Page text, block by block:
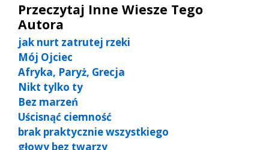
Przeczytaj Inne Wiesze Tego
Autora
jak nurt zatrutej rzeki
Mój Ojciec
Afryka, Paryż, Grecja
Nikt tylko ty
Bez marzeń
Uścisnąć ciemność
brak praktycznie wszystkiego
głowy bez twarzy